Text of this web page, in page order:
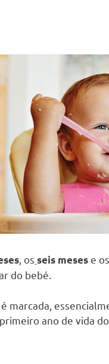
, os seis meses e os
do bebé.
marcada,
ano de vida do